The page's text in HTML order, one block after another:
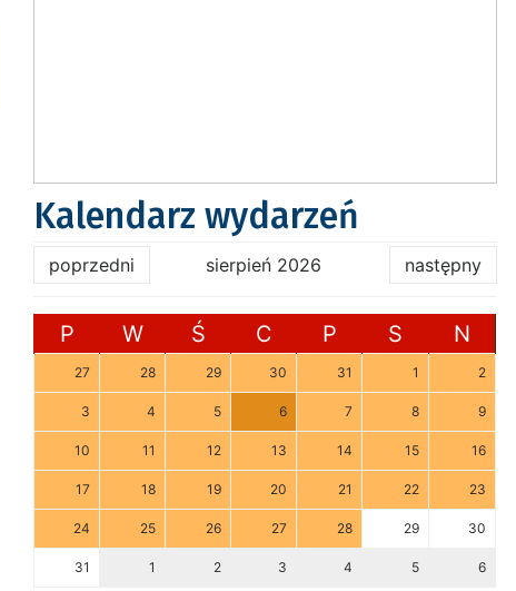
Kalendarz wydarzeń
poprzedni sierpień 2026 następny
P W Ś C P S N
27 28 29 30 31 1 2
3 4 5 6 7 8 9
10 11 12 13 14 15 16
17 18 19 20 21 22 23
24 25 26 27 28 29 30
31 1 2 3 4 5 6